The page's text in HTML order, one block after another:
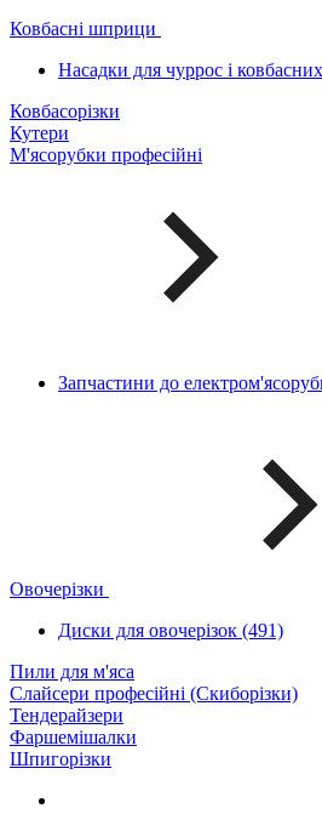
Ковбасні шприци
Насадки для чуррос і
Ковбасорізки
Кутери
М'ясорубки професійні
Запчастини до
Овочерізки
Диски для овочерізок (491)
Пили для м'яса
Слайсери професійні (Скиборізки)
Тендерайзери
Фаршемішалки
Шпигорізки